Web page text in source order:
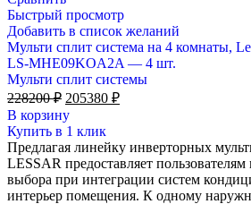
Быстрый просмотр
Добавить в список желаний
Мульти сплит система на 4 комнаты,
LS-MHE09KOA2A — 4 шт.
Мульти сплит системы
228200₽ Первоначальная
цена
составляла
228200 ₽.
205380 ₽Текущая
В корзину
Купить в 1 клик
Предлагая линейку инверторных
LESSAR предоставляет
выбора при интеграции систем
интерьер помещения. К одному